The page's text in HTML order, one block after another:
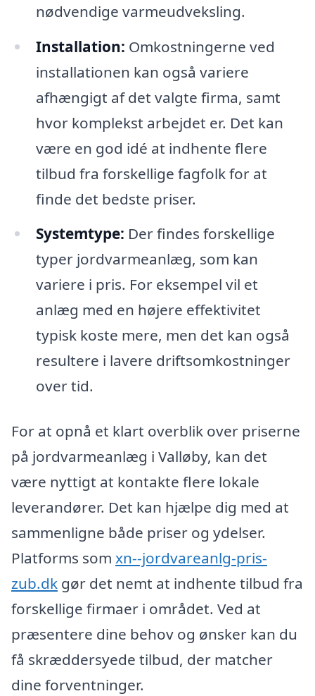
nødvendige varmeudveksling.
Installation: Omkostningerne ved
installationen kan også variere
afhængigt af det valgte firma, samt
hvor komplekst arbejdet er. Det kan
være en god idé at indhente flere
tilbud fra forskellige fagfolk for at
finde det bedste priser.
Systemtype: Der findes forskellige
typer jordvarmeanlæg, som kan
variere i pris. For eksempel vil et
anlæg med en højere effektivitet
typisk koste mere, men det kan også
resultere i lavere driftsomkostninger
over tid.
For at opnå et klart overblik over priserne
på jordvarmeanlæg i Valløby, kan det
være nyttigt at kontakte flere lokale
leverandører. Det kan hjælpe dig med at
sammenligne både priser og ydelser.
Platforms som xn--jordvareanlg-pris-
zub.dk gør det nemt at indhente tilbud fra
forskellige firmaer i området. Ved at
præsentere dine behov og ønsker kan du
få skræddersyede tilbud, der matcher
dine forventninger.